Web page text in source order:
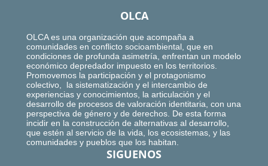
OLCA
OLCA es una organización que acompaña a
comunidades en conflicto socioambiental, que en
condiciones de profunda asimetría, enfrentan un modelo
económico depredador impuesto en los territorios.
Promovemos la participación y el protagonismo
colectivo, la sistematización y el intercambio de
experiencias y conocimientos, la articulación y el
desarrollo de procesos de valoración identitaria, con una
perspectiva de género y de derechos. De esta forma
incidir en la construcción de alternativas al desarrollo,
que estén al servicio de la vida, los ecosistemas, y las
comunidades y pueblos que los habitan.
SIGUENOS